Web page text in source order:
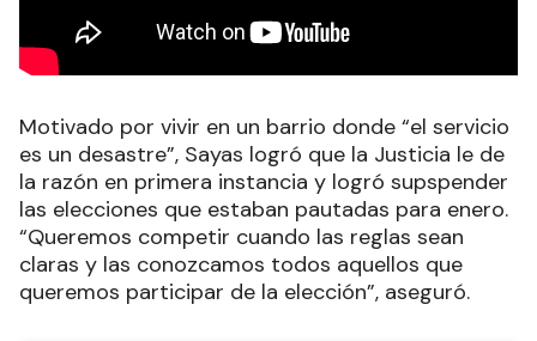
Motivado por vivir en un barrio donde “el servicio
es un desastre”, Sayas logró que la Justicia le de
la razón en primera instancia y logró supspender
las elecciones que estaban pautadas para enero.
“Queremos competir cuando las reglas sean
claras y las conozcamos todos aquellos que
queremos participar de la elección”, aseguró.